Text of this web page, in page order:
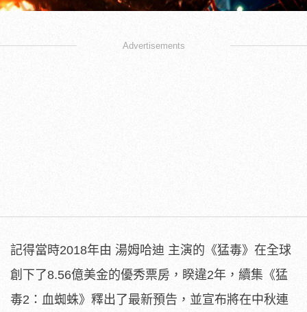
Advertisements
記得當時2018年由 湯姆哈迪 主演的《猛毒》在全球
創下了8.56億美金的優秀票房，睽違2年，續集《猛
毒2：血蜘蛛》釋出了最新預告，並宣布將在中秋連